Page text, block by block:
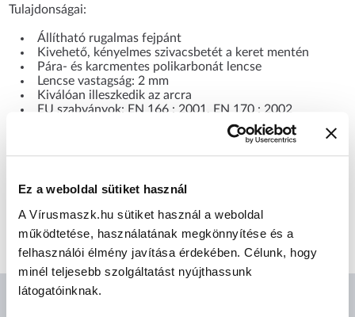
Ez a weboldal sütiket használ
A Vírusmaszk.hu sütiket használ a weboldal
működtetése, használatának megkönnyítése és a
felhasználói élmény javítása érdekében. Célunk, hogy
minél teljesebb szolgáltatást nyújthassunk
látogatóinknak.
Tulajdonságai:
Állítható rugalmas fejpánt
Kivehető, kényelmes szivacsbetét a keret mentén
Pára- és karcmentes polikarbonát lencse
Lencse vastagság: 2 mm
Kiválóan illeszkedik az arcra
EU szabványok: EN 166 : 2001, EN 170 : 2002
Munkavédelmi szemüveg Singer